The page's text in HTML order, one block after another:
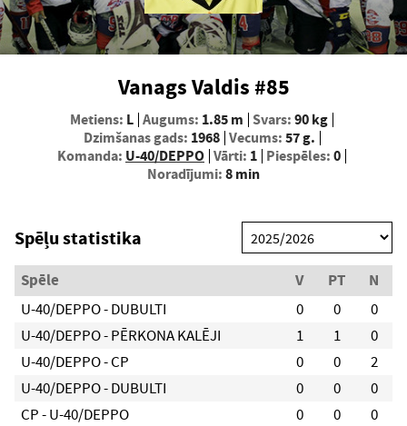
Vanags Valdis #85
Metiens: L Augums: 1.85 m Svars: 90 kg
Dzimšanas gads: 1968 Vecums: 57 g.
Komanda: U-40/DEPPO Vārti: 1 Piespēles: 0
Noradījumi: 8 min
Spēļu statistika
Spēle V PT
N
U-40/DEPPO - DUBULTI
0 0
0
U-40/DEPPO - PĒRKONA KALĒJI
1 1
0
U-40/DEPPO - CP
0 0
2
U-40/DEPPO - DUBULTI
0 0
0
CP - U-40/DEPPO
0 0
0